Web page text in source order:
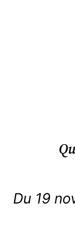
Du 19